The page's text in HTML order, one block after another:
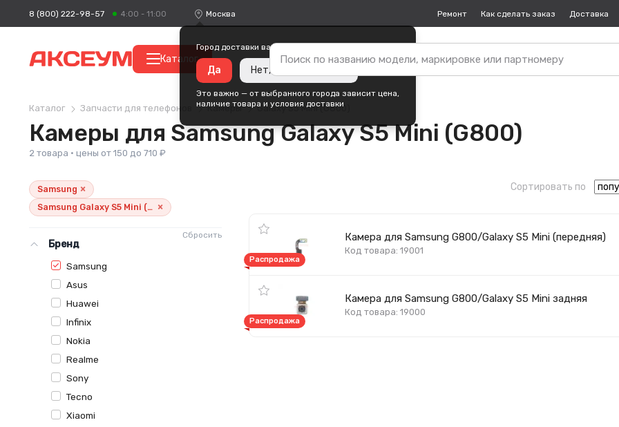
8 (800) 222-98-57 4:00 - 11:00 Москва
Город доставки ваших покупок —
Да Нет, изменить город
Это важно — от выбранного города зависит цена,
наличие товара и условия доставки
Ремонт Как сделать заказ Доставка
Каталог
Каталог Запчасти для телефонов Камеры Galaxy S5 Mini (G800)
Камеры для Samsung Galaxy S5 Mini (G800)
2 товара · цены от 150 до 710 ₽
Samsung ×
Samsung Galaxy S5 Mini (G800) ×
Сбросить
Бренд
Samsung
Asus
Huawei
Infinix
Nokia
Realme
Sony
Tecno
Xiaomi
Сортировать по
Камера для Samsung G800/Galaxy S5 Mini (передняя)
Код товара: 19001
Распродажа
Камера для Samsung G800/Galaxy S5 Mini задняя
Код товара: 19000
Распродажа